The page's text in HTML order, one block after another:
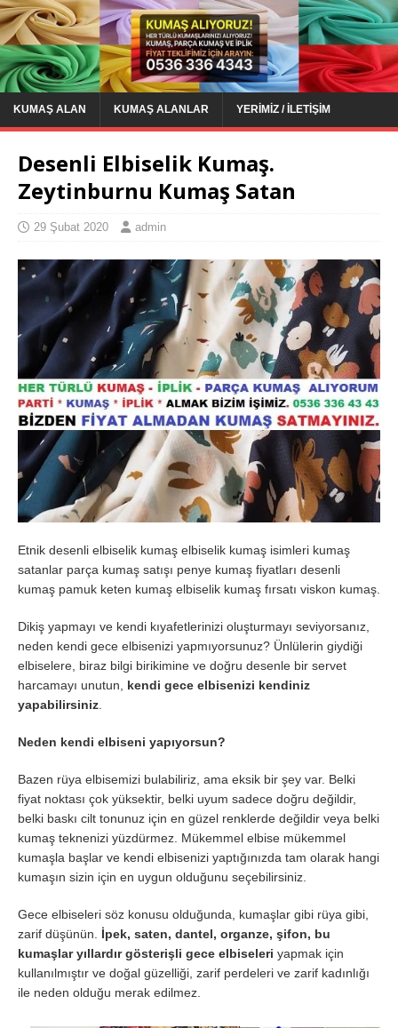
KUMAŞ ALAN KUMAŞ ALANLAR YERIMIZ / İLETIŞIM
Desenli Elbiselik Kumaş.
Zeytinburnu Kumaş Satan
29 Şubat 2020 admin
Etnik desenli elbiselik kumaş elbiselik kumaş isimleri kumaş
satanlar parça kumaş satışı penye kumaş fiyatları desenli
kumaş pamuk keten kumaş elbiselik kumaş fırsatı viskon kumaş.
Dikiş yapmayı ve kendi kıyafetlerinizi oluşturmayı seviyorsanız,
neden kendi gece elbisenizi yapmıyorsunuz? Ünlülerin giydiği
elbiselere, biraz bilgi birikimine ve doğru desenle bir servet
harcamayı unutun, kendi gece elbisenizi kendiniz
yapabilirsiniz
Neden kendi elbiseni yapıyorsun?
Bazen rüya elbisemizi bulabiliriz, ama eksik bir şey var. Belki
fiyat noktası çok yüksektir, belki uyum sadece doğru değildir,
belki baskı cilt tonunuz için en güzel renklerde değildir veya belki
kumaş teknenizi yüzdürmez. Mükemmel elbise mükemmel
kumaşla başlar ve kendi elbisenizi yaptığınızda tam olarak hangi
kumaşın sizin için en uygun olduğunu seçebilirsiniz.
Gece elbiseleri söz konusu olduğunda, kumaşlar gibi rüya gibi,
zarif düşünün. İpek, saten, dantel, organze, şifon, bu
kumaşlar yıllardır gösterişli gece elbiseleri yapmak için
kullanılmıştır ve doğal güzelliği, zarif perdeleri ve zarif kadınlığı
ile neden olduğu merak edilmez.